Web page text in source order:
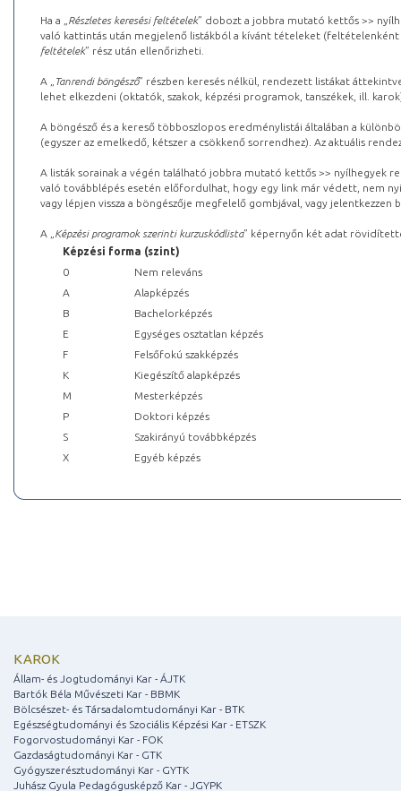
Ha a „ Részletes keresési feltételek” dobozt a jobbra mutató kettős >>
való kattintás után megjelenő listákból a kívánt tételeket (feltételenként
feltételek” rész után ellenőrizheti.
A „ Tanrendi böngésző” részben keresés nélkül, rendezett listákat
lehet elkezdeni (oktatók, szakok, képzési programok, tanszékek, ill.
A böngésző és a kereső többoszlopos eredménylistái általában a
(egyszer az emelkedő, kétszer a csökkenő sorrendhez). Az aktuális
A listák sorainak a végén található jobbra mutató kettős >> nyílhegyek
való továbblépés esetén előfordulhat, hogy egy link már védett, nem
vagy lépjen vissza a böngészője megfelelő gombjával, vagy
A „ Képzési programok szerinti kurzuskódlista” képernyőn két adat
Képzési forma (szint)
0
Nem releváns
A
Alapképzés
B
Bachelorképzés
E
Egységes osztatlan képzés
F
Felsőfokú szakképzés
K
Kiegészítő alapképzés
M
Mesterképzés
P
Doktori képzés
S
Szakirányú továbbképzés
X
Egyéb képzés
KAROK
Állam- és Jogtudományi Kar - ÁJTK
Bartók Béla Művészeti Kar - BBMK
Bölcsészet- és Társadalomtudományi Kar - BTK
Egészségtudományi és Szociális Képzési Kar - ETSZK
Fogorvostudományi Kar - FOK
Gazdaságtudományi Kar - GTK
Gyógyszerésztudományi Kar - GYTK
Juhász Gyula Pedagógusképző Kar - JGYPK